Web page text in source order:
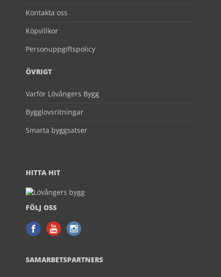
Kontakta oss
Köpvillkor
Personuppgiftspolicy
ÖVRIGT
Varför Lövångers Bygg
Bygglovsritningar
Smarta byggsatser
HITTA HIT
FÖLJ OSS
SAMARBETSPARTNERS